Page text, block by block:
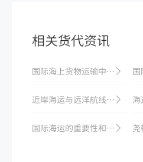
相关货代资讯
国际海上货物运输中的安全问题解决研究
近岸海运与远洋航线的比较
国际海运的重要性和作用